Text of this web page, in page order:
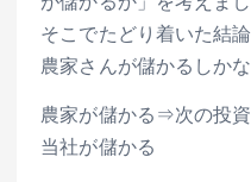
そこでたどり着いた結
農家さんが儲かるしか
農家が儲かる⇒次の投
当社が儲かる